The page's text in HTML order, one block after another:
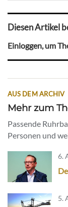
Diesen Artikel
Einloggen, um
AUS DEM ARCHIV
Mehr zum
Passende
Personen und
6.
5.